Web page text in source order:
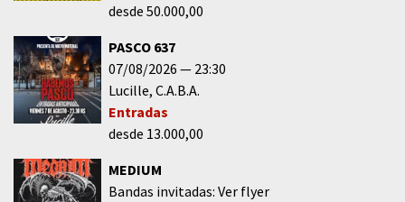
desde 50.000,00
PASCO 637
07/08/2026
23:30
Lucille C.A.B.A.
Entradas
desde 13.000,00
MEDIUM
Bandas invitadas: Ver flyer